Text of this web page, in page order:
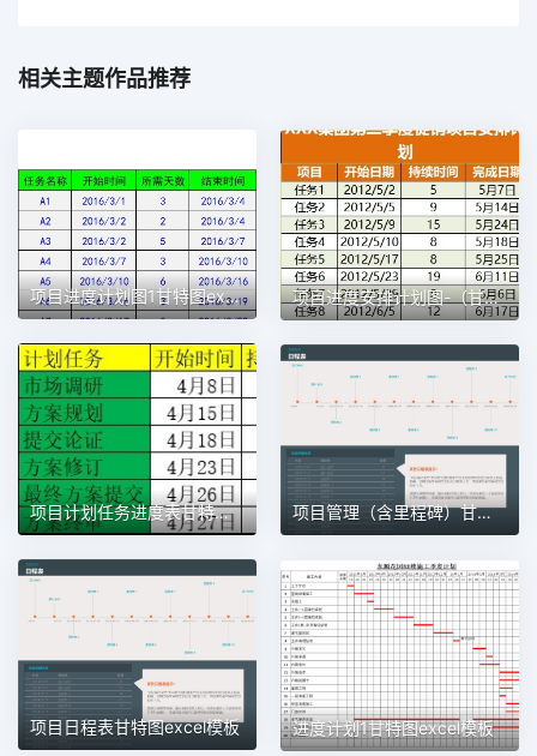
相关主题作品推荐
项目进度计划图1甘特图excel模板 项目进度安排计划图-（甘特图）1甘特图excel模板
项目计划任务进度表甘特图1甘特图excel模板 项目管理（含里程碑）甘特图excel模板
项目日程表甘特图excel模板 进度计划1甘特图excel模板